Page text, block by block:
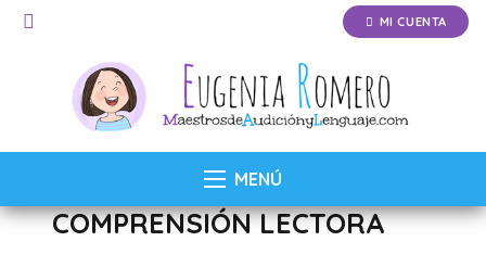
MI CUENTA
MENÚ
COMPRENSIÓN LECTORA